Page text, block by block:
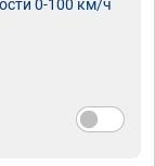
0-100 км/ч